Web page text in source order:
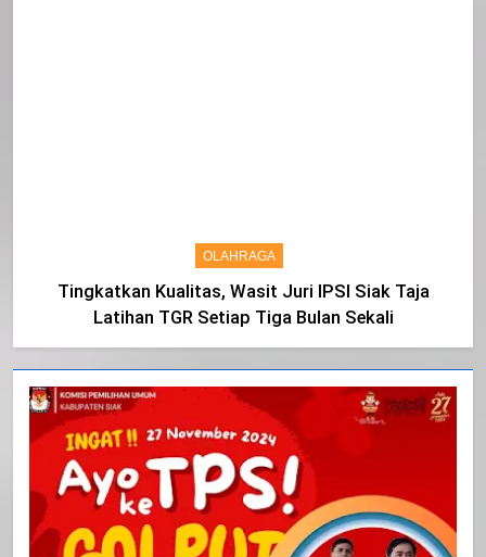
OLAHRAGA
Tingkatkan Kualitas, Wasit Juri IPSI Siak Taja
Latihan TGR Setiap Tiga Bulan Sekali